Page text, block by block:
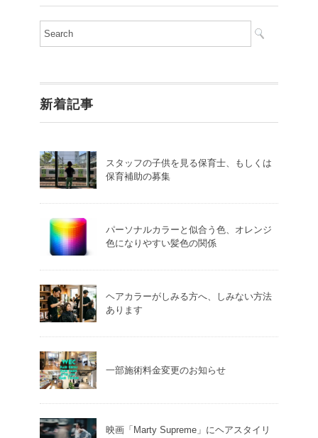
新着記事
スタッフの子供を見る保育士、もしくは
保育補助の募集
パーソナルカラーと似合う色、オレンジ
色になりやすい髪色の関係
ヘアカラーがしみる方へ、しみない方法
あります
一部施術料金変更のお知らせ
映画「Marty Supreme」にヘアスタイリ